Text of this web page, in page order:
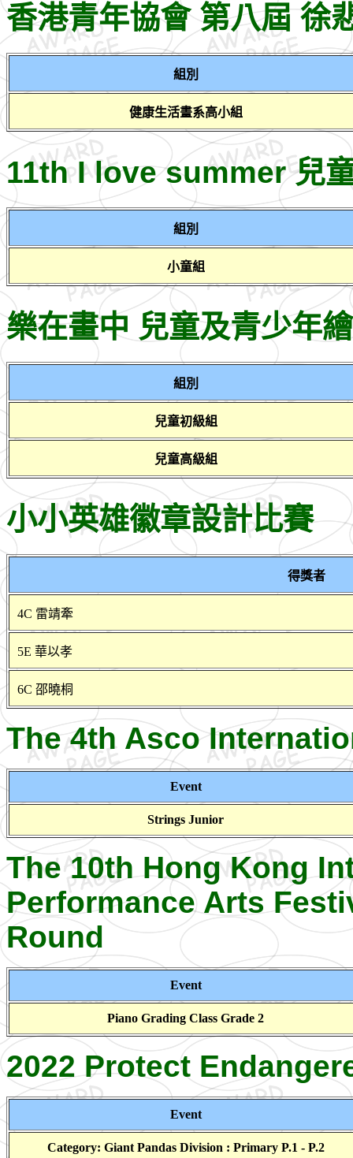
香港青年協會 第八屆 徐
組別
健康生活畫系高小組
11th I love summer 兒
組別
小童組
樂在畫中 兒童及青少年
組別
兒童初級組
兒童高級組
小小英雄徽章設計比賽
得獎者
4C 雷靖牽
5E 華以孝
6C 邵曉桐
The 4th Asco
Event
Strings Junior
The 10th Hong Kong
Performance Arts
Round
Event
Piano Grading Class Grade 2
2022 Protect
Event
Category: Giant Pandas Division : Primary P.1 - P.2